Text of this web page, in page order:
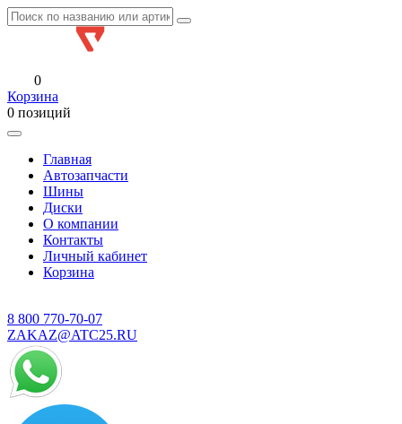
0
Корзина
0 позиций
Главная
Автозапчасти
Шины
Диски
О компании
Контакты
Личный кабинет
Корзина
8 800 770-70-07
ZAKAZ@ATC25.RU